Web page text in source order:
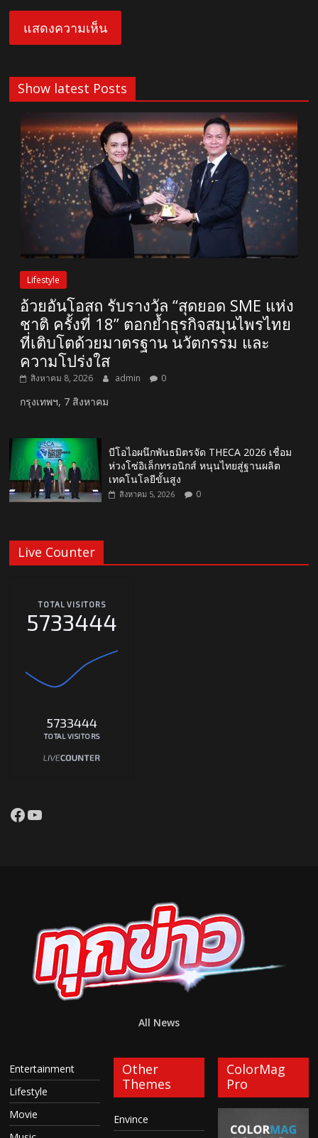
Show latest Posts
Lifestyle
อ้วยอันโอสถ รับรางวัล “สุดยอด SME แห่ง
ชาติ ครั้งที่ 18” ตอกย้ำธุรกิจสมุนไพรไทย
ที่เติบโตด้วยมาตรฐาน นวัตกรรม และ
ความโปร่งใส
สิงหาคม 8, 2026 admin 0
กรุงเทพฯ, 7 สิงหาคม
บีโอไอผนึกพันธมิตรจัด THECA 2026 เชื่อม
ห่วงโซ่อิเล็กทรอนิกส์ หนุนไทยสู่ฐานผลิต
เทคโนโลยีขั้นสูง
สิงหาคม 5, 2026 0
Live Counter
TOTAL VISITORS
5733444
5733444
TOTAL VISITORS
Facebook
YouTube
All News
Entertainment
Lifestyle
Movie
Other
Themes
Envince
ColorMag
Pro